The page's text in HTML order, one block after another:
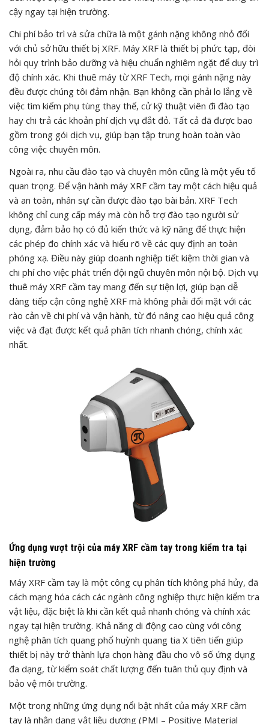
cậy ngay tại hiện trường.
Chi phí bảo trì và sửa chữa là một gánh nặng không nhỏ đối
với chủ sở hữu thiết bị XRF. Máy XRF là thiết bị phức tạp, đòi
hỏi quy trình bảo dưỡng và hiệu chuẩn nghiêm ngặt để duy trì
độ chính xác. Khi thuê máy từ XRF Tech, mọi gánh nặng này
đều được chúng tôi đảm nhận. Bạn không cần phải lo lắng về
việc tìm kiếm phụ tùng thay thế, cử kỹ thuật viên đi đào tạo
hay chi trả các khoản phí dịch vụ đắt đỏ. Tất cả đã được bao
gồm trong gói dịch vụ, giúp bạn tập trung hoàn toàn vào
công việc chuyên môn.
Ngoài ra, nhu cầu đào tạo và chuyên môn cũng là một yếu tố
quan trọng. Để vận hành máy XRF cầm tay một cách hiệu quả
và an toàn, nhân sự cần được đào tạo bài bản. XRF Tech
không chỉ cung cấp máy mà còn hỗ trợ đào tạo người sử
dụng, đảm bảo họ có đủ kiến thức và kỹ năng để thực hiện
các phép đo chính xác và hiểu rõ về các quy định an toàn
phóng xạ. Điều này giúp doanh nghiệp tiết kiệm thời gian và
chi phí cho việc phát triển đội ngũ chuyên môn nội bộ. Dịch vụ
thuê máy XRF cầm tay mang đến sự tiện lợi, giúp bạn dễ
dàng tiếp cận công nghệ XRF mà không phải đối mặt với các
rào cản về chi phí và vận hành, từ đó nâng cao hiệu quả công
việc và đạt được kết quả phân tích nhanh chóng, chính xác
nhất.
Ứng dụng vượt trội của máy XRF cầm tay trong kiểm tra tại
hiện trường
Máy XRF cầm tay là một công cụ phân tích không phá hủy, đã
cách mạng hóa cách các ngành công nghiệp thực hiện kiểm tra
vật liệu, đặc biệt là khi cần kết quả nhanh chóng và chính xác
ngay tại hiện trường. Khả năng di động cao cùng với công
nghệ phân tích quang phổ huỳnh quang tia X tiên tiến giúp
thiết bị này trở thành lựa chọn hàng đầu cho vô số ứng dụng
đa dạng, từ kiểm soát chất lượng đến tuân thủ quy định và
bảo vệ môi trường.
Một trong những ứng dụng nổi bật nhất của máy XRF cầm
tay là nhận dạng vật liệu dương (PMI – Positive Material